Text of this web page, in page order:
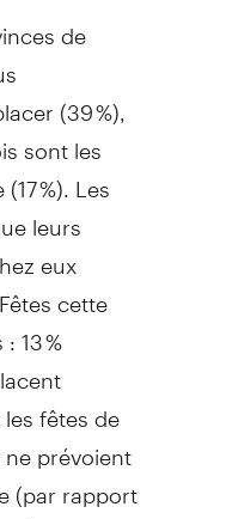
de
(39 %),
sont les
%). Les
leurs
eux
cette
13 %
fêtes de
prévoient
(par rapport